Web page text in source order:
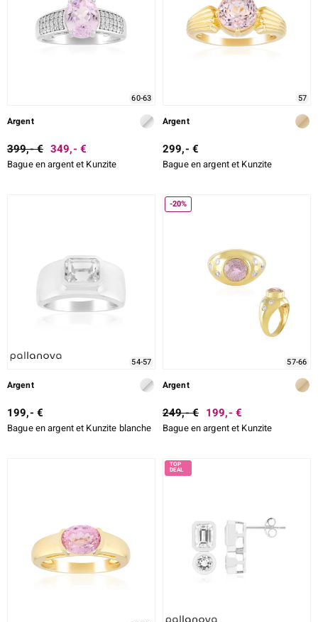
60-63
Argent
399,- € 349,- €
Bague en argent et Kunzite
57
Argent
299,- €
Bague en argent et Kunzite
54-57
Argent
199,- €
Bague en argent et Kunzite blanche
-20%
57-66
Argent
249,- € 199,- €
Bague en argent et Kunzite